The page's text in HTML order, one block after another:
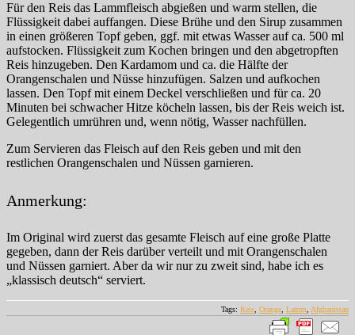
Für den Reis das Lammfleisch abgießen und warm stellen, die
Flüssigkeit dabei auffangen. Diese Brühe und den Sirup zusammen
in einen größeren Topf geben, ggf. mit etwas Wasser auf ca. 500 ml
aufstocken. Flüssigkeit zum Kochen bringen und den abgetropften
Reis hinzugeben. Den Kardamom und ca. die Hälfte der
Orangenschalen und Nüsse hinzufügen. Salzen und aufkochen
lassen. Den Topf mit einem Deckel verschließen und für ca. 20
Minuten bei schwacher Hitze köcheln lassen, bis der Reis weich ist.
Gelegentlich umrühren und, wenn nötig, Wasser nachfüllen.
Zum Servieren das Fleisch auf den Reis geben und mit den
restlichen Orangenschalen und Nüssen garnieren.
Anmerkung:
Im Original wird zuerst das gesamte Fleisch auf eine große Platte
gegeben, dann der Reis darüber verteilt und mit Orangenschalen
und Nüssen garniert. Aber da wir nur zu zweit sind, habe ich es
„klassisch deutsch“ serviert.
Tags: Reis, Orange, Lamm, Afghanistan